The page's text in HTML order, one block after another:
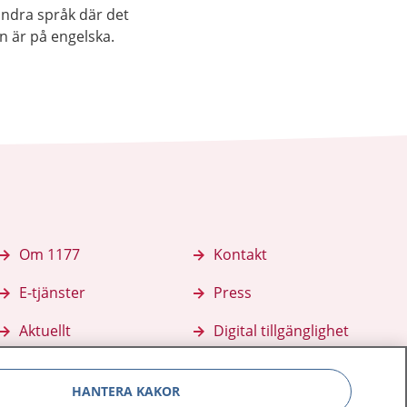
språk där det
är på engelska.
Om 1177
E-tjänster
Aktuellt
Kontakt
Press
Digital tillgänglighet
HANTERA KAKOR